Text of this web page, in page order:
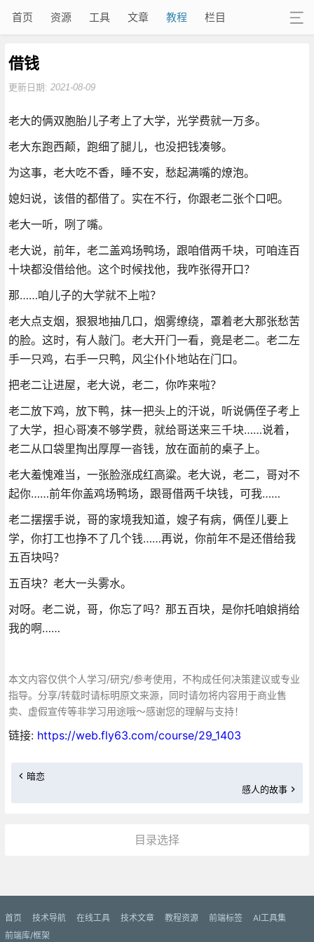
首页 资源 工具 文章 教程 栏目
借钱
更新日期: 2021-08-09
老大的俩双胞胎儿子考上了大学，光学费就一万多。
老大东跑西颠，跑细了腿儿，也没把钱凑够。
为这事，老大吃不香，睡不安，愁起满嘴的燎泡。
媳妇说，该借的都借了。实在不行，你跟老二张个口吧。
老大一听，咧了嘴。
老大说，前年，老二盖鸡场鸭场，跟咱借两千块，可咱连百
十块都没借给他。这个时候找他，我咋张得开口？
那……咱儿子的大学就不上啦？
老大点支烟，狠狠地抽几口，烟雾缭绕，罩着老大那张愁苦
的脸。这时，有人敲门。老大开门一看，竟是老二。老二左
手一只鸡，右手一只鸭，风尘仆仆地站在门口。
把老二让进屋，老大说，老二，你咋来啦？
老二放下鸡，放下鸭，抹一把头上的汗说，听说俩侄子考上
了大学，担心哥凑不够学费，就给哥送来三千块……说着，
老二从口袋里掏出厚厚一沓钱，放在面前的桌子上。
老大羞愧难当，一张脸涨成红高粱。老大说，老二，哥对不
起你……前年你盖鸡场鸭场，跟哥借两千块钱，可我……
老二摆摆手说，哥的家境我知道，嫂子有病，俩侄儿要上
学，你打工也挣不了几个钱……再说，你前年不是还借给我
五百块吗？
五百块？老大一头雾水。
对呀。老二说，哥，你忘了吗？那五百块，是你托咱娘捎给
我的啊……
本文内容仅供个人学习/研究/参考使用，不构成任何决策建议或专业
指导。分享/转载时请标明原文来源，同时请勿将内容用于商业售
卖、虚假宣传等非学习用途哦～感谢您的理解与支持！
链接: https://web.fly63.com/course/29_1403
暗恋
感人的故事
目录选择
首页 技术导航 在线工具 技术文章 教程资源 前端标签
AI工具集
前端库/框架